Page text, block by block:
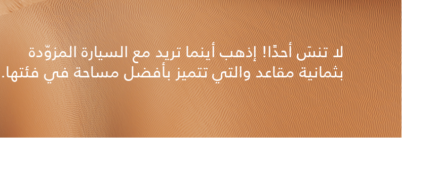
لا تنسَ أحدًا! إذهب أينما تريد مع السيارة المزوّدة
بثمانية مقاعد والتي تتميز بأفضل مساحة في فئتها.